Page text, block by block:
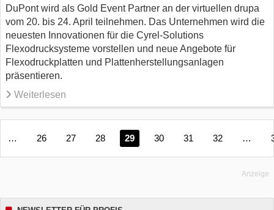
DuPont wird als Gold Event Partner an der virtuellen drupa
vom 20. bis 24. April teilnehmen. Das Unternehmen wird die
neuesten Innovationen für die Cyrel-Solutions
Flexodrucksysteme vorstellen und neue Angebote für
Flexodruckplatten und Plattenherstellungsanlagen
präsentieren.
Weiterlesen
… 26 27 28 29 30 31 32 …
Anzeige